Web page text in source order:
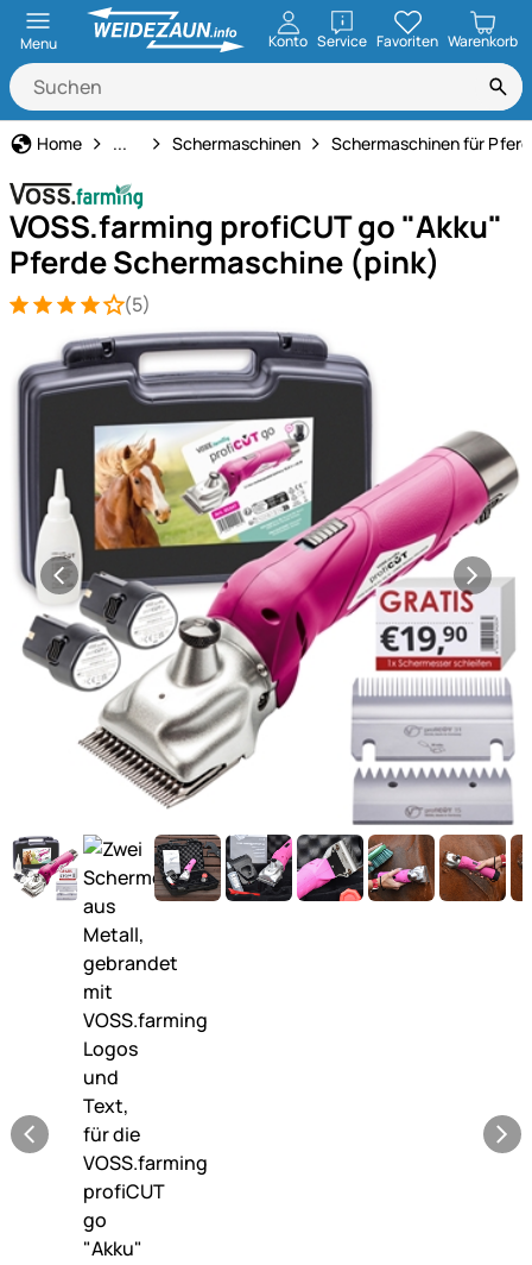
Menu Konto ServiceöffnenFavoriten Warenkorb
Home Technik für Haus & Hof
... Schermaschinen Schermaschinen für
VOSS.farming profiCUT go "Akku"
Pferde Schermaschine (pink)
Bewertung: 4 von 5 (5 Bewertungen)
5 Bewertungen
(5)
Produktgalerie